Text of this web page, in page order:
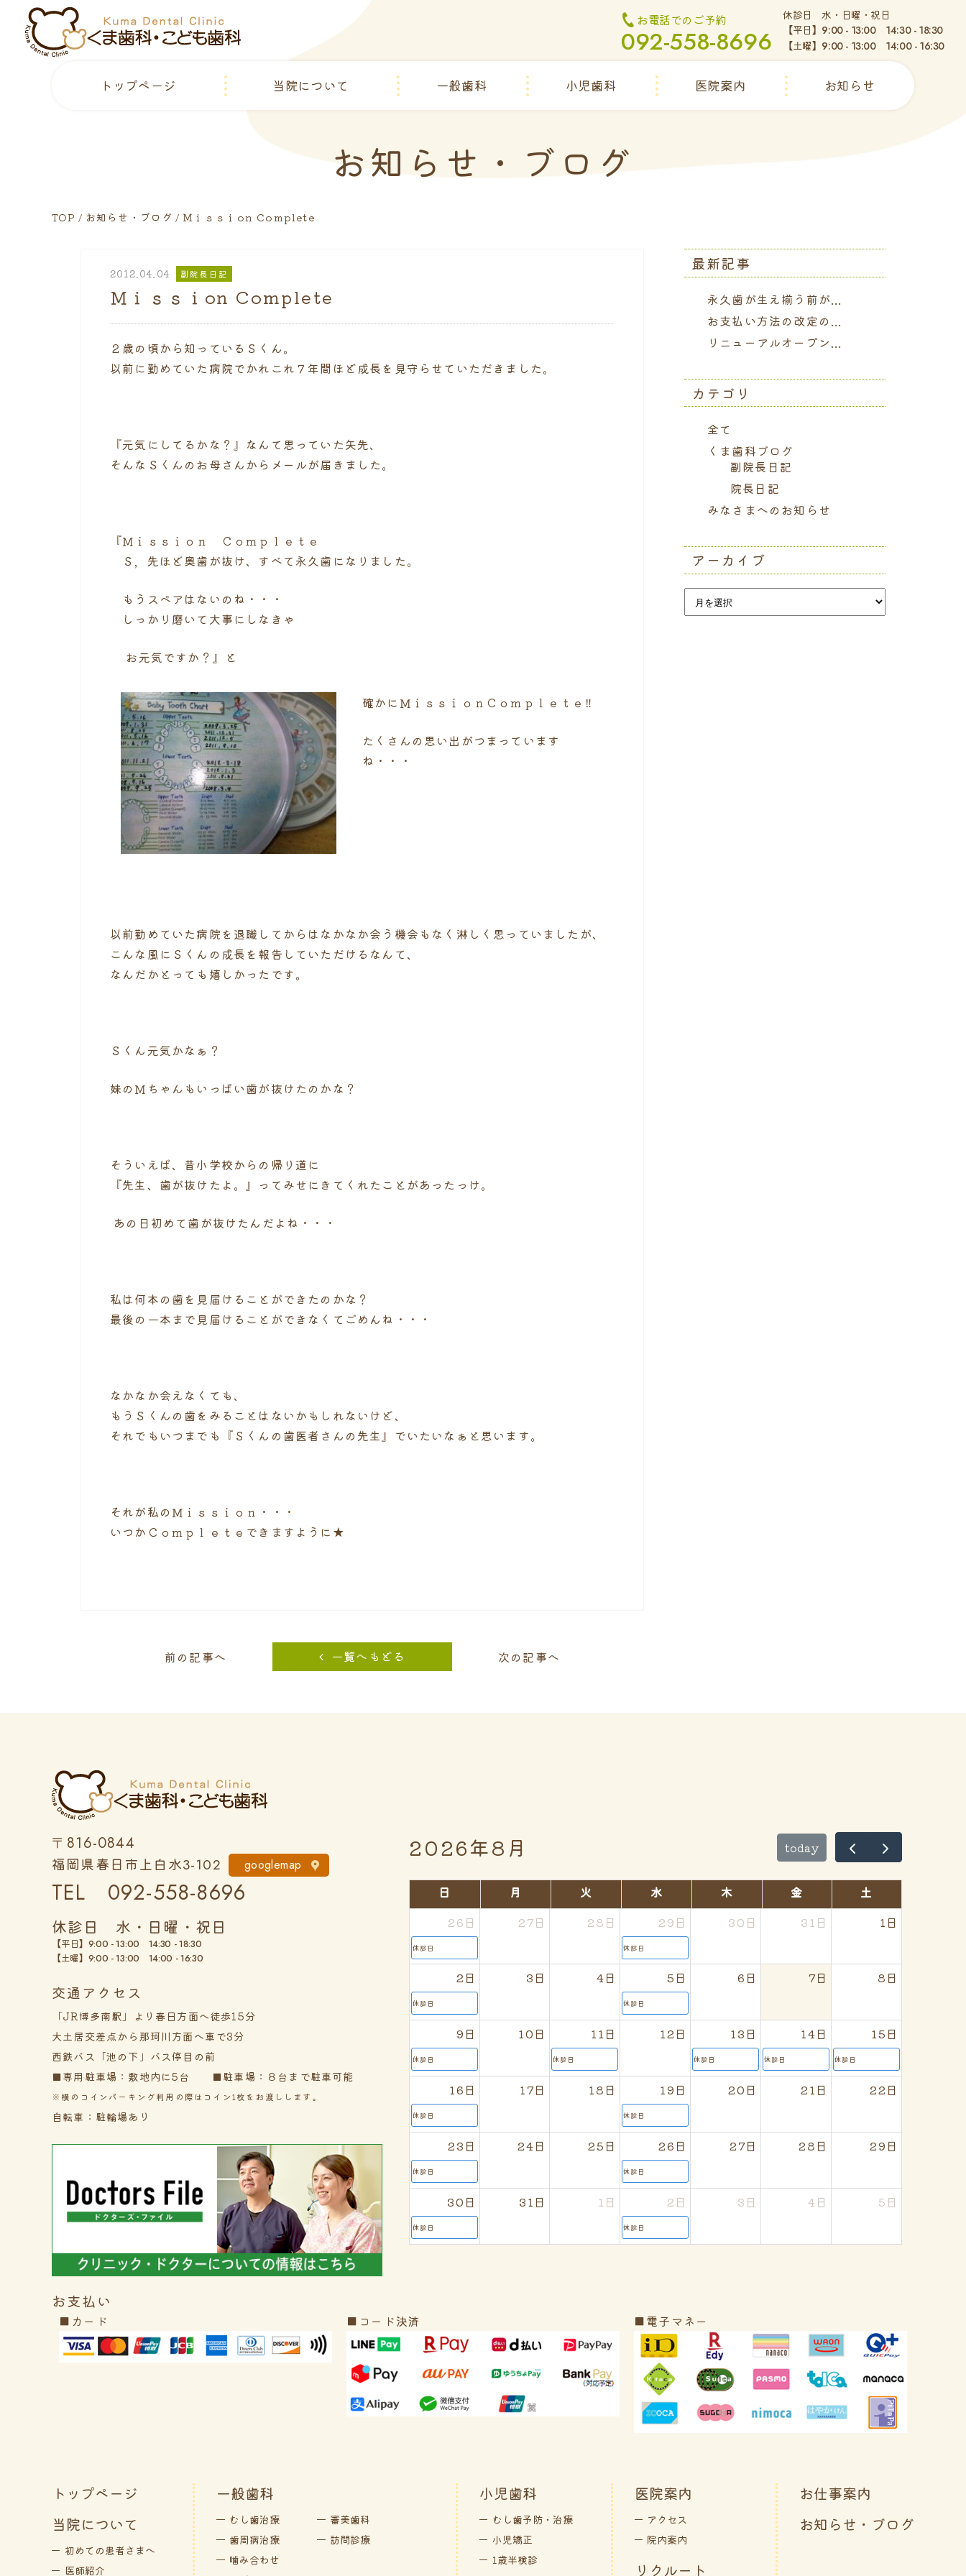
お電話でのご予約
092-558-8696
休診日 水・日曜・祝日
【平日】 9:00 - 13:00 14:30 - 18:30
【土曜】 9:00 - 13:00 14:00 - 16:30
トップページ 当院について 一般歯科 小児歯科 医院案内 お知らせ
お知らせ・ブログ
TOP お知らせ・ブログ Ｍｉｓｓｉon Complete
2012.04.04 副院長日記
Ｍｉｓｓｉon Complete
２歳の頃から知っているＳくん。
以前に勤めていた病院でかれこれ７年間ほど成長を見守らせていただきました。
『元気にしてるかな？』なんて思っていた矢先、
そんなＳくんのお母さんからメールが届きました。
『Ｍｉｓｓｉｏｎ Ｃｏｍｐｌｅｔｅ
Ｓ，先ほど奥歯が抜け、すべて永久歯になりました。
もうスペアはないのね・・・
しっかり磨いて大事にしなきゃ
お元気ですか？』と
確かにＭｉｓｓｉｏｎＣｏｍｐｌｅｔｅ‼
たくさんの思い出がつまっています
ね・・・
以前勤めていた病院を退職してからはなかなか会う機会もなく淋しく思っていましたが、
こんな風にＳくんの成長を報告していただけるなんて、
なんだかとっても嬉しかったです。
Ｓくん元気かなぁ？
妹のＭちゃんもいっぱい歯が抜けたのかな？
そういえば、昔小学校からの帰り道に
『先生、歯が抜けたよ。』ってみせにきてくれたことがあったっけ。
あの日初めて歯が抜けたんだよね・・・
私は何本の歯を見届けることができたのかな？
最後の一本まで見届けることができなくてごめんね・・・
なかなか会えなくても、
もうＳくんの歯をみることはないかもしれないけど、
それでもいつまでも『Ｓくんの歯医者さんの先生』でいたいなぁと思います。
それが私のＭｉｓｓｉｏｎ・・・
いつかＣｏｍｐｌｅｔｅできますように★
前の記事へ 次の記事へ
一覧へもどる
最新記事
永久歯が生え揃う前が...
お支払い方法の改定の...
リニューアルオープン...
カテゴリ
全て
くま歯科ブログ
副院長日記
院長日記
みなさまへのお知らせ
アーカイブ
〒816-0844
福岡県春日市上白水3-102 googlemap
TEL 092-558-8696
休診日 水・日曜・祝日
【平日】 9:00 - 13:00 14:30 - 18:30
【土曜】 9:00 - 13:00 14:00 - 16:30
交通アクセス
「JR博多南駅」より春日方面へ徒歩15分
大土居交差点から那珂川方面へ車で3分
西鉄バス「池の下」バス停目の前
■専用駐車場：敷地内に5台 ■駐車場：８台まで駐車可能
※横のコインパーキング利用の際はコイン1枚をお渡しします。
自転車：駐輪場あり
2026年8月 today
日 月 火 水 木 金
土
26日
休診日
27日 28日 29日
休診日
30日 31日 1日
2日
休診日
3日 4日 5日
休診日
6日 7日 8日
9日
休診日
10日 11日
休診日
12日 13日
休診日
14日
休診日
15日
休診日
16日
休診日
17日 18日 19日
休診日
20日 21日 22日
23日
休診日
24日 25日 26日
休診日
27日 28日 29日
30日
休診日
31日 1日 2日
休診日
3日 4日 5日
お支払い
■カード ■コード決済 ■電子マネー
トップページ
当院について
初めての患者さまへ
医師紹介
一般歯科
むし歯治療
歯周病治療
噛み合わせ
審美歯科
訪問診療
小児歯科
むし歯予防・治療
小児矯正
1歳半検診
医院案内
アクセス
院内案内
リクルート
お仕事案内
お知らせ・ブログ